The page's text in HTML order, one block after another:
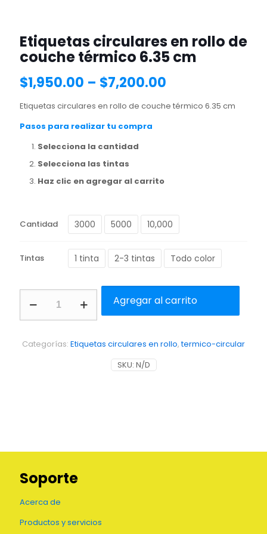
Etiquetas circulares en rollo de
couche térmico 6.35 cm
$1,950.00 – $7,200.00
Etiquetas circulares en rollo de couche térmico 6.35 cm
Pasos para realizar tu compra
Selecciona la cantidad
Selecciona las tintas
Haz clic en agregar al carrito
Cantidad 3000 5000 10,000
Tintas 1 tinta 2-3 tintas Todo color
circulares
en
de
couche
Agregar al carrito
Categorías: Etiquetas circulares en rollo,termico-circular
SKU: N/D
Soporte
Acerca de
Productos y servicios